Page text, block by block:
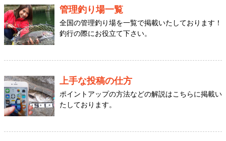
管理釣り場一覧
全国の管理釣り場を一覧で掲載いたしております！
釣行の際にお役立て下さい。
上手な投稿の仕方
ポイントアップの方法などの解説はこちらに掲載い
たしております。